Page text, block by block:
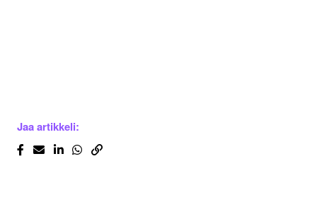
Jaa artikkeli: